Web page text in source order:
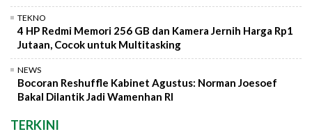
TEKNO
4 HP Redmi Memori 256 GB dan Kamera Jernih Harga Rp1
Jutaan, Cocok untuk Multitasking
NEWS
Bocoran Reshuffle Kabinet Agustus: Norman Joesoef
Bakal Dilantik Jadi Wamenhan RI
TERKINI